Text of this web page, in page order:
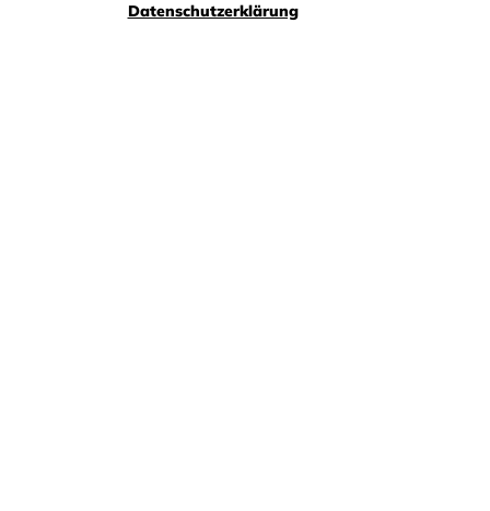
Datenschutzerklärung